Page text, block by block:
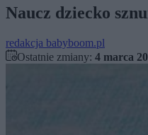
Naucz dziecko
redakcja babyboom.pl
Ostatnie zmiany: 4 marca